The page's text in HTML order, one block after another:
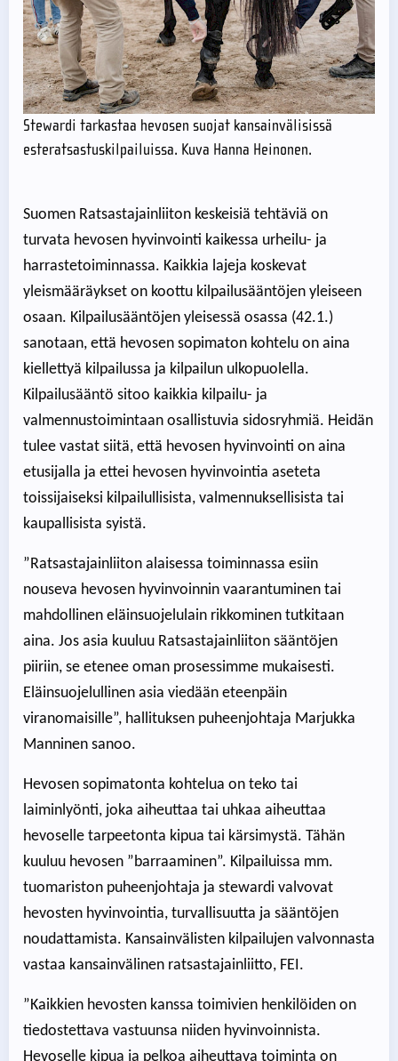
Stewardi tarkastaa hevosen suojat kansainvälisissä
esteratsastuskilpailuissa. Kuva Hanna Heinonen.
Suomen Ratsastajainliiton keskeisiä tehtäviä on
turvata hevosen hyvinvointi kaikessa urheilu- ja
harrastetoiminnassa. Kaikkia lajeja koskevat
yleismääräykset on koottu kilpailusääntöjen yleiseen
osaan. Kilpailusääntöjen yleisessä osassa (42.1.)
sanotaan, että hevosen sopimaton kohtelu on aina
kiellettyä kilpailussa ja kilpailun ulkopuolella.
Kilpailusääntö sitoo kaikkia kilpailu- ja
valmennustoimintaan osallistuvia sidosryhmiä. Heidän
tulee vastat siitä, että hevosen hyvinvointi on aina
etusijalla ja ettei hevosen hyvinvointia aseteta
toissijaiseksi kilpailullisista, valmennuksellisista tai
kaupallisista syistä.
”Ratsastajainliiton alaisessa toiminnassa esiin
nouseva hevosen hyvinvoinnin vaarantuminen tai
mahdollinen eläinsuojelulain rikkominen tutkitaan
aina. Jos asia kuuluu Ratsastajainliiton sääntöjen
piiriin, se etenee oman prosessimme mukaisesti.
Eläinsuojelullinen asia viedään eteenpäin
viranomaisille”, hallituksen puheenjohtaja Marjukka
Manninen sanoo.
Hevosen sopimatonta kohtelua on teko tai
laiminlyönti, joka aiheuttaa tai uhkaa aiheuttaa
hevoselle tarpeetonta kipua tai kärsimystä. Tähän
kuuluu hevosen ”barraaminen”. Kilpailuissa mm.
tuomariston puheenjohtaja ja stewardi valvovat
hevosten hyvinvointia, turvallisuutta ja sääntöjen
noudattamista. Kansainvälisten kilpailujen valvonnasta
vastaa kansainvälinen ratsastajainliitto, FEI.
”Kaikkien hevosten kanssa toimivien henkilöiden on
tiedostettava vastuunsa niiden hyvinvoinnista.
Hevoselle kipua ja pelkoa aiheuttava toiminta on